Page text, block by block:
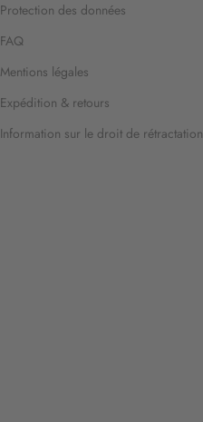
Protection des données
FAQ
Mentions légales
Expédition & retours
Information sur le droit de rétractation